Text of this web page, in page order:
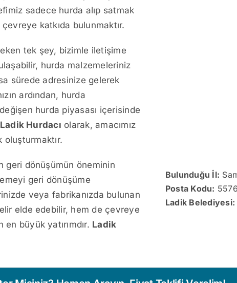
sadece hurda alıp satmak
katkıda bulunmaktır.
tek şey, bizimle iletişime
hurda malzemeleriniz
sürede adresinize gelerek
ardından, hurda
hurda piyasası içerisinde
Ladik Hurdacı olarak, amacımız
oluşturmaktır.
geri dönüşümün öneminin
geri dönüşüme
veya fabrikanızda bulunan
elde edebilir, hem de çevreye
büyük yatırımdır. Ladik
Bulunduğu İl:
Posta Kodu:
Ladik Belediyesi: